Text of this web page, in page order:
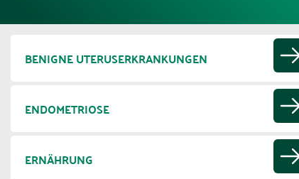
BENIGNE UTERUSERKRANKUNGEN
ENDOMETRIOSE
ERNÄHRUNG